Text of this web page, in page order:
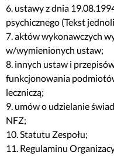
6. ustawy z dnia
psychicznego (Tekst
7. aktów wykonawczych
w/wymienionych ustaw;
8. innych ustaw i
funkcjonowania
leczniczą;
9. umów o udzielanie
NFZ;
10. Statutu Zespołu;
11. Regulaminu